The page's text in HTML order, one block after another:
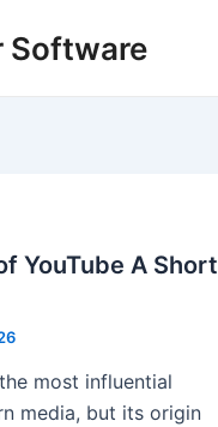
Software
YouTube A Short
most influential
media, but its origin